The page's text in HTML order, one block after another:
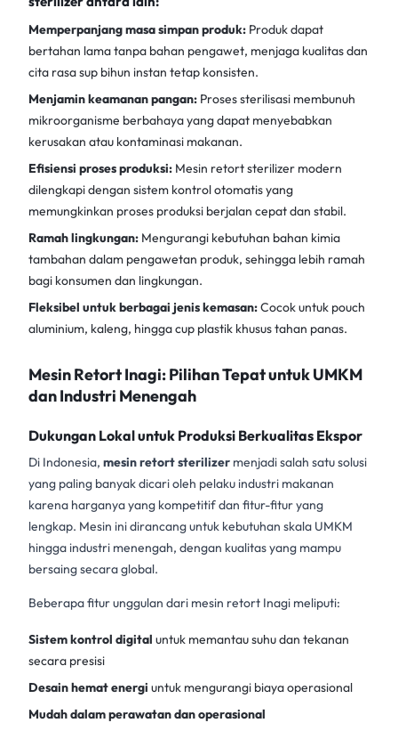
Memperpanjang masa simpan produk: Produk dapat
bertahan lama tanpa bahan pengawet, menjaga kualitas dan
cita rasa sup bihun instan tetap konsisten.
Menjamin keamanan pangan: Proses sterilisasi membunuh
mikroorganisme berbahaya yang dapat menyebabkan
kerusakan atau kontaminasi makanan.
Efisiensi proses produksi: Mesin retort sterilizer modern
dilengkapi dengan sistem kontrol otomatis yang
memungkinkan proses produksi berjalan cepat dan stabil.
Ramah lingkungan: Mengurangi kebutuhan bahan kimia
tambahan dalam pengawetan produk, sehingga lebih ramah
bagi konsumen dan lingkungan.
Fleksibel untuk berbagai jenis kemasan:Cocok untuk pouch
aluminium, kaleng, hingga cup plastik khusus tahan panas.
Mesin Retort Inagi: Pilihan Tepat untuk UMKM
dan Industri Menengah
Dukungan Lokal untuk Produksi Berkualitas Ekspor
Di Indonesia, mesin retort sterilizer menjadi salah satu solusi
yang paling banyak dicari oleh pelaku industri makanan
karena harganya yang kompetitif dan fitur-fitur yang
lengkap. Mesin ini dirancang untuk kebutuhan skala UMKM
hingga industri menengah, dengan kualitas yang mampu
bersaing secara global.
Beberapa fitur unggulan dari mesin retort Inagi meliputi:
Sistem kontrol digital untuk memantau suhu dan tekanan
secara presisi
Desain hemat energi untuk mengurangi biaya operasional
Mudah dalam perawatan dan operasional